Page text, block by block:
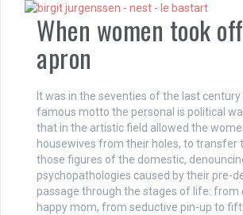
When women took
apron
It was in the seventies of the last
famous motto the personal is political
that in the artistic field allowed the
housewives from their holes, to transfer
those figures of the domestic,
psychopathologies caused by their pre-
passage through the stages of life: from
happy mom, from seductive pin-up to